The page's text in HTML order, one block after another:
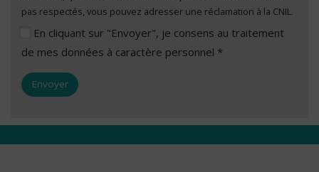
pas respectés, vous pouvez adresser une réclamation à la CNIL.
En cliquant sur "Envoyer", je consens au traitement
de mes données à caractère personnel *